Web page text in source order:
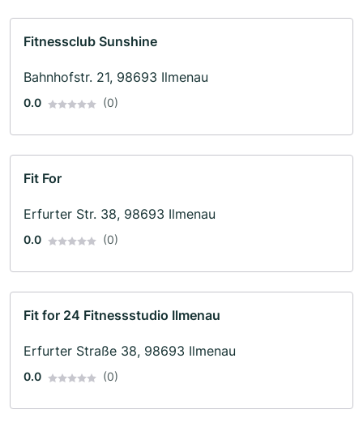
Fitnessclub Sunshine
Bahnhofstr. 21, 98693 Ilmenau
0.0 (0)
Fit For
Erfurter Str. 38, 98693 Ilmenau
0.0 (0)
Fit for 24 Fitnessstudio Ilmenau
Erfurter Straße 38, 98693 Ilmenau
0.0 (0)